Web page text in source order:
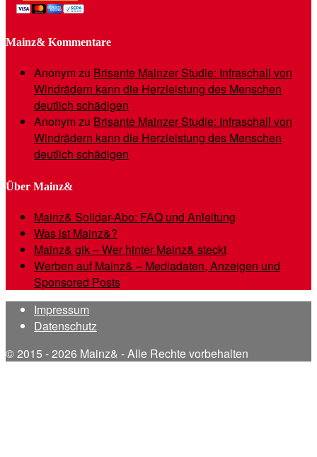
Mainz& Kommentare
Anonymzu Brisante Mainzer Studie: Infraschall von
Windrädern kann die Herzleistung des Menschen
deutlich schädigen
Anonymzu Brisante Mainzer Studie: Infraschall von
Windrädern kann die Herzleistung des Menschen
deutlich schädigen
Über Mainz&
Mainz& Solidar-Abo: FAQ und Anleitung
Was ist Mainz&?
Mainz& gik – Wer hinter Mainz& steckt
Werben auf Mainz& – Mediadaten, Anzeigen und
Sponsored Posts
Impressum
Datenschutz
© 2015 - 2026 Mainz& - Alle Rechte vorbehalten